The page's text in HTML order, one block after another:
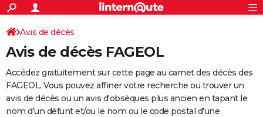
ACTUALITÉS
Politique
Société
Faits Divers
Education
Monde
Villes
+
SPORT
Coupe du monde 2026
Football
Tennis
Cyclisme
Rugby
Forum
Programme TV
TNT
Streaming
Cinéma
Sorties cinéma
Musique
+
FINANCE
Retraite
Epargne
Immobilier
Risques naturels par ville
Banque
Assurance
AUTO
Avis de décès
Avis de décès FAGEOL
Accédez gratuitement sur cette page au carnet des décès des
FAGEOL. Vous pouvez affiner votre recherche ou trouver un
avis de décès ou un avis d'obsèques plus ancien en tapant le
nom d'un défunt et/ou le nom ou le code postal d'une